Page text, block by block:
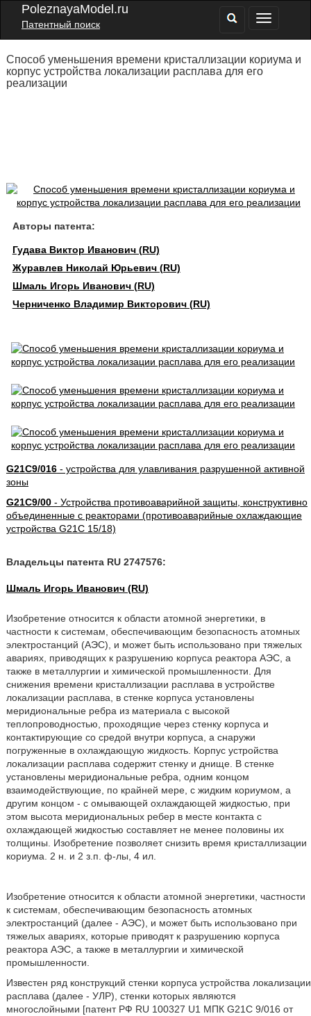
PoleznayaModel.ru
Патентный поиск
Способ уменьшения времени кристаллизации кориума и
корпус устройства локализации расплава для его
реализации
Авторы патента:
Гудава Виктор Иванович (RU)
Журавлев Николай Юрьевич (RU)
Шмаль Игорь Иванович (RU)
Черниченко Владимир Викторович (RU)
G21C9/016- устройства для улавливания разрушенной активной
зоны
G21C9/00- Устройства противоаварийной защиты, конструктивно
объединенные с реакторами (противоаварийные охлаждающие
устройства G21C 15/18)
Владельцы патента RU 2747576:
Шмаль Игорь Иванович (RU)
Изобретение относится к области атомной энергетики, в
частности к системам, обеспечивающим безопасность атомных
электростанций (АЭС), и может быть использовано при тяжелых
авариях, приводящих к разрушению корпуса реактора АЭС, а
также в металлургии и химической промышленности. Для
снижения времени кристаллизации расплава в устройстве
локализации расплава, в стенке корпуса установлены
меридиональные ребра из материала с высокой
теплопроводностью, проходящие через стенку корпуса и
контактирующие со средой внутри корпуса, а снаружи
погруженные в охлаждающую жидкость. Корпус устройства
локализации расплава содержит стенку и днище. В стенке
установлены меридиональные ребра, одним концом
взаимодействующие, по крайней мере, с жидким кориумом, а
другим концом - с омывающей охлаждающей жидкостью, при
этом высота меридиональных ребер в месте контакта с
охлаждающей жидкостью составляет не менее половины их
толщины. Изобретение позволяет снизить время кристаллизации
кориума. 2 н. и 2 з.п. ф-лы, 4 ил.
Изобретение относится к области атомной энергетики, частности
к системам, обеспечивающим безопасность атомных
электростанций (далее - АЭС), и может быть использовано при
тяжелых авариях, которые приводят к разрушению корпуса
реактора АЭС, а также в металлургии и химической
промышленности.
Известен ряд конструкций стенки корпуса устройства локализации
расплава (далее - УЛР), стенки которых являются
многослойными [патент РФ RU 100327 U1 МПК G21C 9/016 от